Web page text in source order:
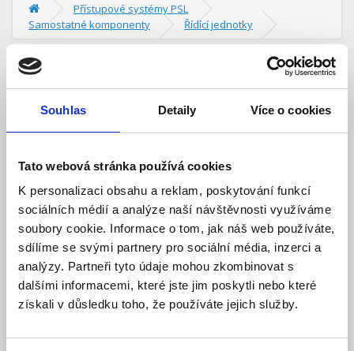
Souhlas Detaily Více o cookies
Tato webová stránka používá cookies
K personalizaci obsahu a reklam, poskytování funkcí
sociálních médií a analýze naší návštěvnosti využíváme
soubory cookie. Informace o tom, jak náš web používáte,
sdílíme se svými partnery pro sociální média, inzerci a
analýzy. Partneři tyto údaje mohou zkombinovat s
dalšími informacemi, které jste jim poskytli nebo které
získali v důsledku toho, že používáte jejich služby.
Přístupové systémy PSL
Samostatné komponenty
Řídící jednotky
Řídící jednotky